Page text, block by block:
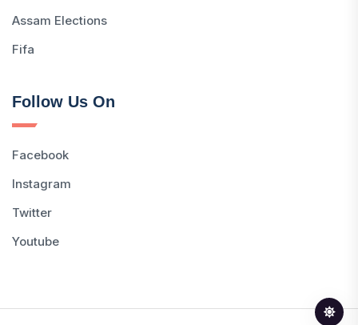
Assam Elections
Fifa
Follow Us On
Facebook
Instagram
Twitter
Youtube